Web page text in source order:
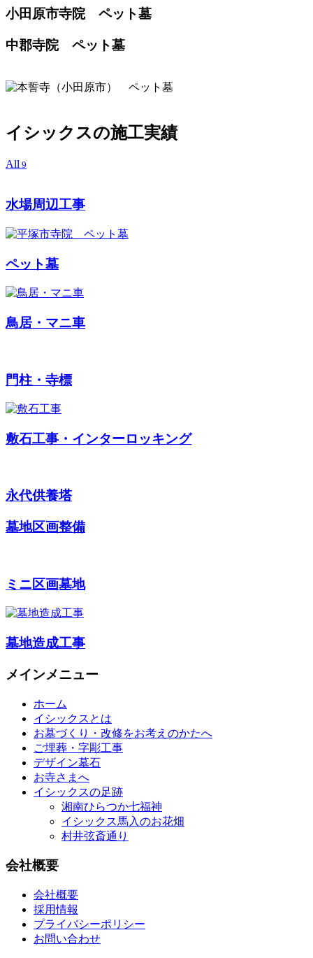
小田原市寺院 ペット墓
中郡寺院 ペット墓
イシックスの施工実績
All 9
水場周辺工事
ペット墓
鳥居・マニ車
門柱・寺標
敷石工事・インターロッキング
永代供養塔
墓地区画整備
ミニ区画墓地
墓地造成工事
メインメニュー
ホーム
イシックスとは
お墓づくり・改修をお考えのかたへ
ご埋葬・字彫工事
デザイン墓石
お寺さまへ
イシックスの足跡
湘南ひらつか七福神
イシックス馬入のお花畑
村井弦斎通り
会社概要
会社概要
採用情報
プライバシーポリシー
お問い合わせ